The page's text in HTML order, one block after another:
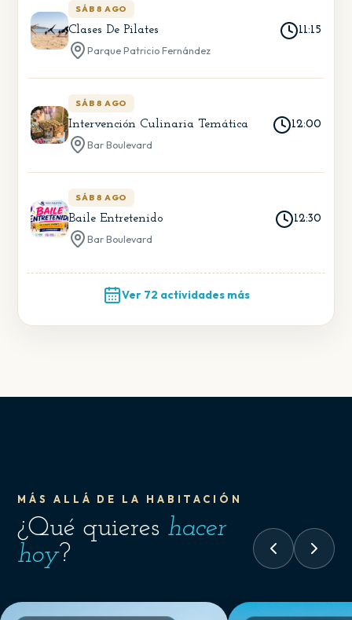
SÁB 8 AGO
Clases De Pilates
Parque Patricio Fernández
11:15
SÁB 8 AGO
Intervención Culinaria Temática
Bar Boulevard
12:00
SÁB 8 AGO
Baile Entretenido
Bar Boulevard
12:30
Ver 72 actividades más
MÁS ALLÁ DE LA HABITACIÓN
¿Qué quieres hacer
hoy?